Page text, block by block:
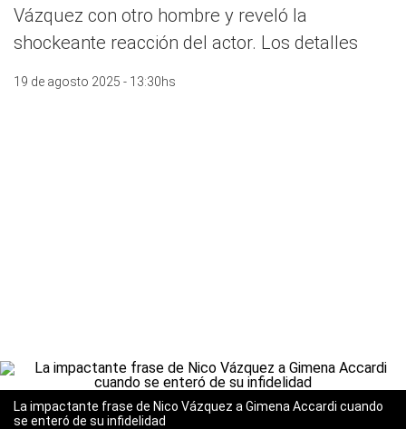
Vázquez con otro hombre y reveló la
shockeante reacción del actor. Los detalles
19 de agosto 2025 - 13:30hs
La impactante frase de Nico Vázquez a Gimena Accardi cuando
se enteró de su infidelidad